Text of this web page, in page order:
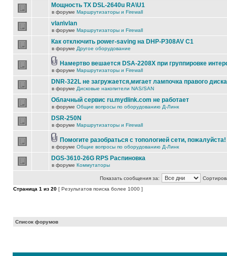
Мощность TX DSL-2640u RA\U1
в форуме Маршрутизаторы и Firewall
vlan\vlan
в форуме Маршрутизаторы и Firewall
Как отключить power-saving на DHP-P308AV C1
в форуме Другое оборудование
Намертво вешается DSA-2208X при группировке
в форуме Маршрутизаторы и Firewall
DNR-322L не загружается,мигает лампочка правого диска
в форуме Дисковые накопители NAS/SAN
Облачный сервис ru.mydlink.com не работает
в форуме Общие вопросы по оборудованию Д-Линк
DSR-250N
в форуме Маршрутизаторы и Firewall
Помогите разобраться с топологией сети, пожалуйста!
в форуме Общие вопросы по оборудованию Д-Линк
DGS-3610-26G RPS Распиновка
в форуме Коммутаторы
Показать сообщения за:
Страница 1 из 20 [ Результатов поиска более 1000 ]
Список форумов